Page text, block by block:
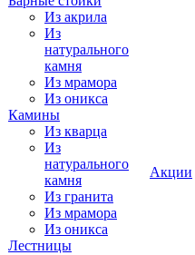
Из акрила
Из
натурального
камня
Из мрамора
Из оникса
Камины
Из кварца
Из
натурального
камня
Из гранита
Из мрамора
Из оникса
Лестницы
Акции